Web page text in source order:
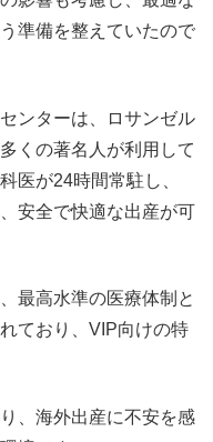
準備を整えていたので
ンターは、ロサンゼル
くの著名人が利用して
医が24時間常駐し、
安全で快適な出産が可
最高水準の医療体制と
ており、VIP向けの特
、海外出産に不安を感